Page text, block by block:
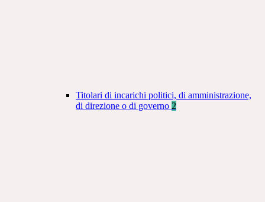
Titolari di incarichi politici, di amministrazione,
di direzione o di governo 2